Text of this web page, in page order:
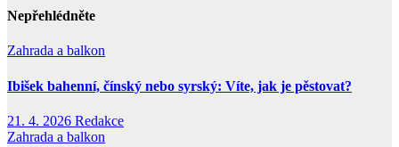
Nepřehlédněte
Zahrada a balkon
Ibišek bahenní, čínský nebo syrský: Víte, jak je pěstovat?
21. 4. 2026 Redakce
Zahrada a balkon